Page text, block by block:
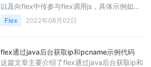
以及向flex中传参与flex调用js，具体示例如
下，感兴趣的朋友不妨参考下，希望对大家有
所帮助
Flex 2022年08月02日
flex通过java后台获取ip和pcname示例代码
这篇文章主要介绍了flex通过java后台获取ip和